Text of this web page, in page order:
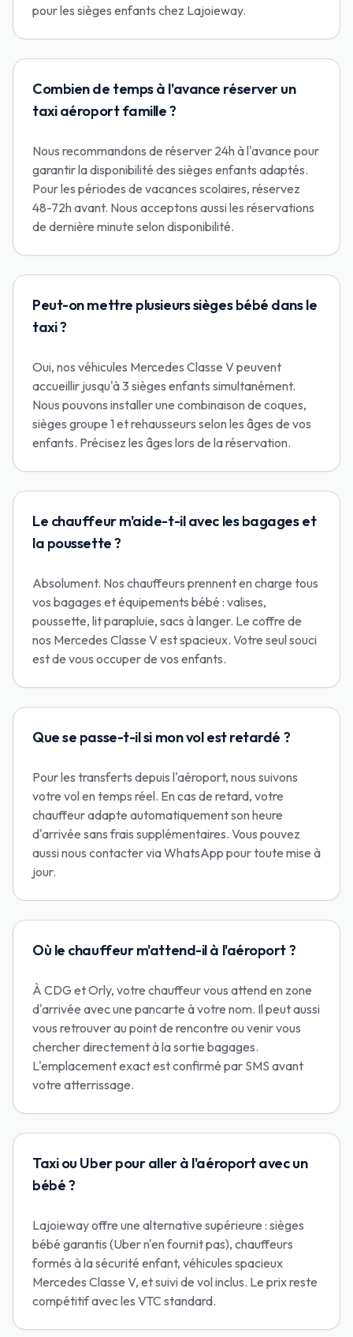
pour les sièges enfants chez Lajoieway.
Combien de temps à l'avance réserver un
taxi aéroport famille ?
Nous recommandons de réserver 24h à l'avance pour
garantir la disponibilité des sièges enfants adaptés.
Pour les périodes de vacances scolaires, réservez
48-72h avant. Nous acceptons aussi les réservations
de dernière minute selon disponibilité.
Peut-on mettre plusieurs sièges bébé dans le
taxi ?
Oui, nos véhicules Mercedes Classe V peuvent
accueillir jusqu'à 3 sièges enfants simultanément.
Nous pouvons installer une combinaison de coques,
sièges groupe 1 et rehausseurs selon les âges de vos
enfants. Précisez les âges lors de la réservation.
Le chauffeur m'aide-t-il avec les bagages et
la poussette ?
Absolument. Nos chauffeurs prennent en charge tous
vos bagages et équipements bébé : valises,
poussette, lit parapluie, sacs à langer. Le coffre de
nos Mercedes Classe V est spacieux. Votre seul souci
est de vous occuper de vos enfants.
Que se passe-t-il si mon vol est retardé ?
Pour les transferts depuis l'aéroport, nous suivons
votre vol en temps réel. En cas de retard, votre
chauffeur adapte automatiquement son heure
d'arrivée sans frais supplémentaires. Vous pouvez
aussi nous contacter via WhatsApp pour toute mise à
jour.
Où le chauffeur m'attend-il à l'aéroport ?
À CDG et Orly, votre chauffeur vous attend en zone
d'arrivée avec une pancarte à votre nom. Il peut aussi
vous retrouver au point de rencontre ou venir vous
chercher directement à la sortie bagages.
L'emplacement exact est confirmé par SMS avant
votre atterrissage.
Taxi ou Uber pour aller à l'aéroport avec un
bébé ?
Lajoieway offre une alternative supérieure : sièges
bébé garantis (Uber n'en fournit pas), chauffeurs
formés à la sécurité enfant, véhicules spacieux
Mercedes Classe V, et suivi de vol inclus. Le prix reste
compétitif avec les VTC standard.